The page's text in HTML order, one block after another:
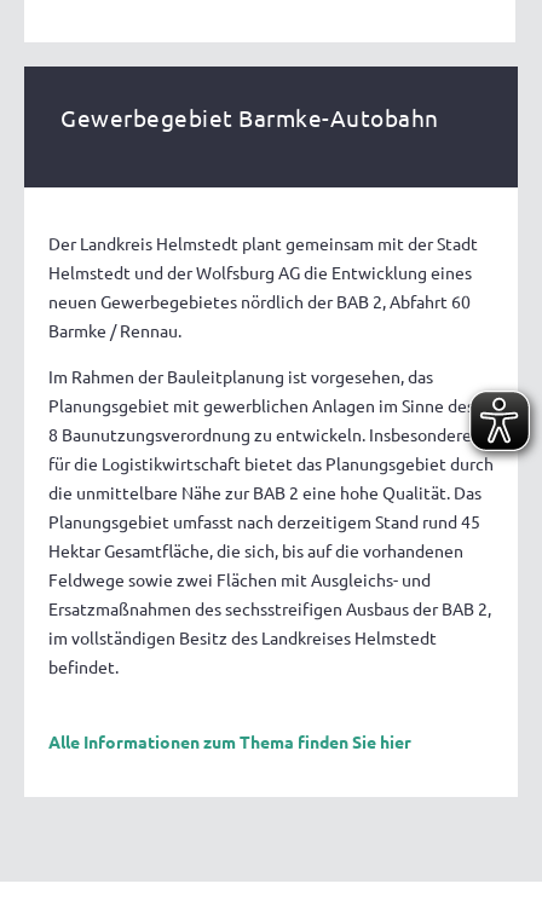
Gewerbegebiet Barmke-Autobahn
Der Landkreis Helmstedt plant gemeinsam mit der Stadt
Helmstedt und der Wolfsburg AG die Entwicklung eines
neuen Gewerbegebietes nördlich der BAB 2, Abfahrt 60
Barmke / Rennau.
Im Rahmen der Bauleitplanung ist vorgesehen, das
Planungsgebiet mit gewerblichen Anlagen im Sinne des §
8 Baunutzungsverordnung zu entwickeln. Insbesondere
für die Logistikwirtschaft bietet das Planungsgebiet durch
die unmittelbare Nähe zur BAB 2 eine hohe Qualität. Das
Planungsgebiet umfasst nach derzeitigem Stand rund 45
Hektar Gesamtfläche, die sich, bis auf die vorhandenen
Feldwege sowie zwei Flächen mit Ausgleichs- und
Ersatzmaßnahmen des sechsstreifigen Ausbaus der BAB 2,
im vollständigen Besitz des Landkreises Helmstedt
befindet.
Alle Informationen zum Thema finden Sie hier